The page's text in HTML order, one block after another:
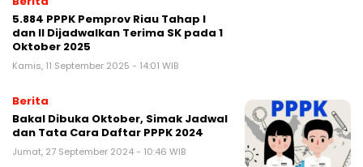
5.884 PPPK Pemprov Riau Tahap I
dan II Dijadwalkan Terima SK pada 1
Oktober 2025
Kamis, 11 September 2025 - 14:01 WIB
Berita
Bakal Dibuka Oktober, Simak Jadwal
dan Tata Cara Daftar PPPK 2024
Jumat, 27 September 2024 - 10:46 WIB